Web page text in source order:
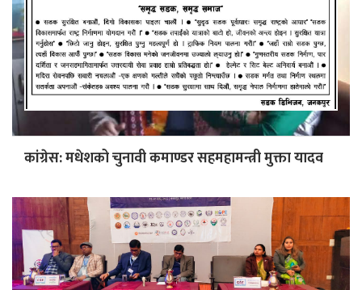
कांग्रेस: मधेशको चुनावी कमाण्डर सहमहामन्त्री मुक्ता यादव